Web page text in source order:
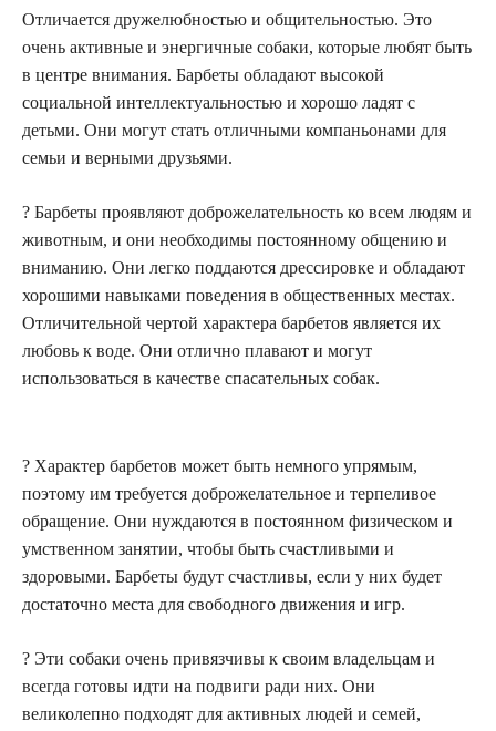
Отличается дружелюбностью и общительностью. Это
очень активные и энергичные собаки, которые любят быть
в центре внимания. Барбеты обладают высокой
социальной интеллектуальностью и хорошо ладят с
детьми. Они могут стать отличными компаньонами для
семьи и верными друзьями.
? Барбеты проявляют доброжелательность ко всем людям и
животным, и они необходимы постоянному общению и
вниманию. Они легко поддаются дрессировке и обладают
хорошими навыками поведения в общественных местах.
Отличительной чертой характера барбетов является их
любовь к воде. Они отлично плавают и могут
использоваться в качестве спасательных собак.
? Характер барбетов может быть немного упрямым,
поэтому им требуется доброжелательное и терпеливое
обращение. Они нуждаются в постоянном физическом и
умственном занятии, чтобы быть счастливыми и
здоровыми. Барбеты будут счастливы, если у них будет
достаточно места для свободного движения и игр.
? Эти собаки очень привязчивы к своим владельцам и
всегда готовы идти на подвиги ради них. Они
великолепно подходят для активных людей и семей,